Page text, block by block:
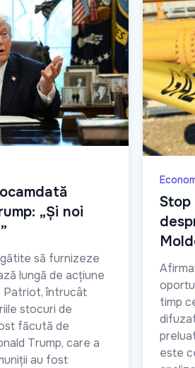
„Și noi
să furnizeze
lungă de acțiune
Patriot, întrucât
stocuri de
făcută de
Trump, care a
au fost
Stop
timp
este